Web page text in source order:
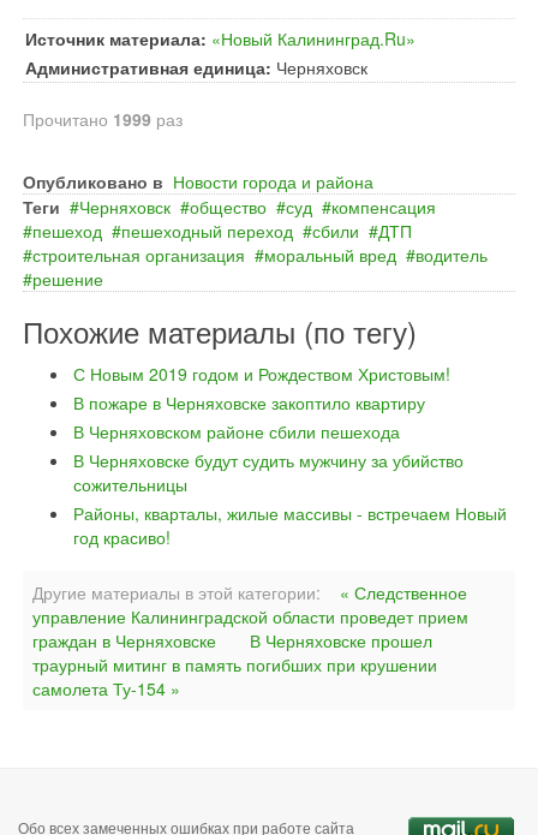
Источник материала: «Новый Калининград.Ru»
Административная единица: Черняховск
Прочитано 1999 раз
Опубликовано в Новости города и района
Теги
Черняховск общество суд
компенсация
пешеход
пешеходный переход сбили
ДТП
строительная организация
моральный вред
водитель
решение
Похожие материалы (по тегу)
С Новым 2019 годом и Рождеством Христовым!
В пожаре в Черняховске закоптило квартиру
В Черняховском районе сбили пешехода
В Черняховске будут судить мужчину за убийство
сожительницы
Районы, кварталы, жилые массивы - встречаем Новый
год красиво!
Другие материалы в этой категории:
« Следственное
управление Калининградской области проведет прием
граждан в Черняховске
В Черняховске прошел
траурный митинг в память погибших при крушении
самолета Ту-154 »
Обо всех замеченных ошибках при работе сайта